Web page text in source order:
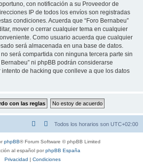
con notificación a su Proveedor de
IP de todos los envíos son registradas
condiciones. Acuerda que “Foro Bernabeu”
mover o cerrar cualquier tema en cualquier
Como usuario acuerda que cualquier
será almacenada en una base de datos.
será compartida con ninguna tercera parte sin
ni phpBB podrán considerarse
de hacking que conlleve a que los datos
Todos los horarios son UTC+02:00
phpBB® Forum Software © phpBB Limited
al español porphpBB España
Privacidad | Condiciones